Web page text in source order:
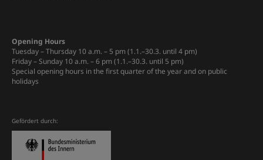
Opening Hours
Tuesday – Thursday 10 a.m. – 5 pm (1.1.–30.3. until 4 pm)
Friday – Sunday 10 a.m. – 6 pm (1.1.–30.3. until 5 pm)
Special opening hours in the first quarter of the year and on public
holidays
Gefördert durch: